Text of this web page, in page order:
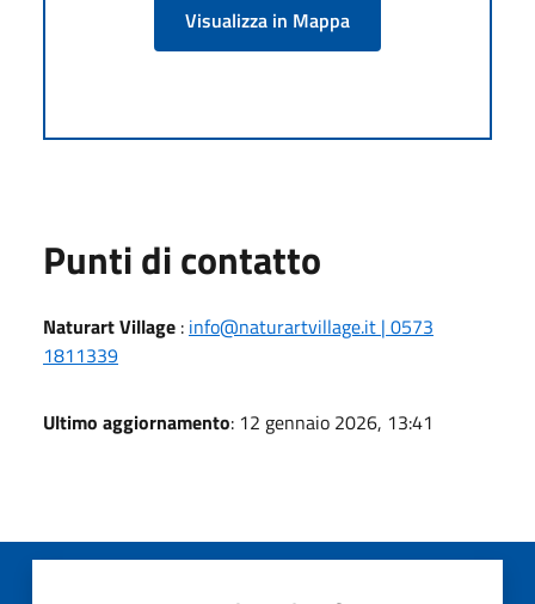
Visualizza in Mappa
Punti di contatto
Naturart Village : info@naturartvillage.it | 0573
1811339
Ultimo aggiornamento: 12 gennaio 2026, 13:41